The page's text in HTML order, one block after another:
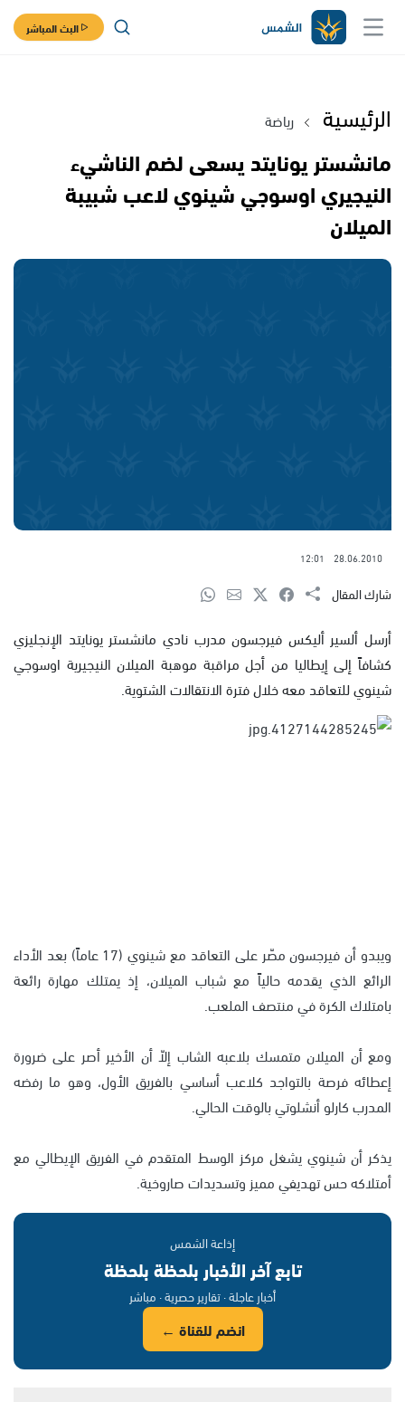
البث المباشر
الرئيسية رياضة
مانشستر يونايتد يسعى لضم الناشيء
النيجيري اوسوجي شينوي لاعب شبيبة
الميلان
28.06.2010
12:01
شارك المقال
أرسل ألسير أليكس فيرجسون مدرب نادي مانشستر يونايتد الإنجليزي
كشافاً إلى إيطاليا من أجل مراقبة موهبة الميلان النيجيرية اوسوجي
شينوي للتعاقد معه خلال فترة الانتقالات الشتوية.
ويبدو أن فيرجسون مصّر على التعاقد مع شينوي (17 عاماً) بعد الأداء
الرائع الذي يقدمه حالياً مع شباب الميلان، إذ يمتلك مهارة رائعة
بامتلاك الكرة في منتصف الملعب.
ومع أن الميلان متمسك بلاعبه الشاب إلاّ أن الأخير أصر على ضرورة
إعطائه فرصة بالتواجد كلاعب أساسي بالفريق الأول، وهو ما رفضه
المدرب كارلو أنشلوتي بالوقت الحالي.
يذكر أن شينوي يشغل مركز الوسط المتقدم في الفريق الإيطالي مع
أمتلاكه حس تهديفي مميز وتسديدات صاروخية.
إذاعة الشمس
تابع آخر الأخبار بلحظة بلحظة
أخبار عاجلة · تقارير حصرية · مباشر
انضم للقناة ←